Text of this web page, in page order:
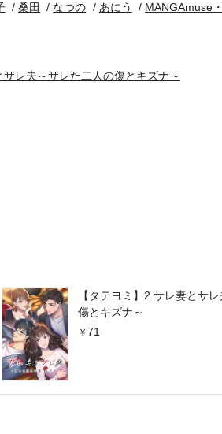
【タテヨミ】2.サレ妻とサ
傷とキズナ～
71
、川崎でとある女性と二重生活を送って
介の妻だった。サレ妻とサレ夫となった
桑田 なつの あにう
MANGAmuse
サレ夫～サレた二人の傷とキズナ～